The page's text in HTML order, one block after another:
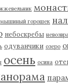
мышиный горошек
небоскребы
одуванчики озеро
осень осина